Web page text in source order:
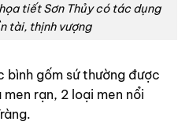
tiết Sơn Thủy có tác dụng
tài, thịnh vượng
bình gốm sứ thường được
rạn, 2 loại men nổi